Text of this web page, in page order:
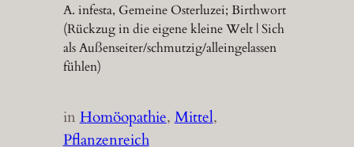
A. infesta, Gemeine Osterluzei; Birthwort
(Rückzug in die eigene kleine Welt | Sich
als Außenseiter/schmutzig/alleingelassen
fühlen)
inHomöopathie, Mittel
Pflanzenreich